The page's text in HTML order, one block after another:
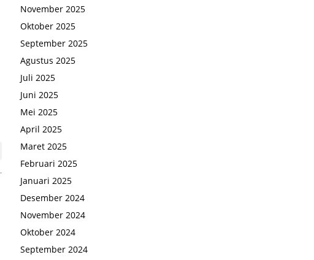
November 2025
Oktober 2025
September 2025
Agustus 2025
Juli 2025
Juni 2025
Mei 2025
April 2025
Maret 2025
Februari 2025
Januari 2025
Desember 2024
November 2024
Oktober 2024
September 2024